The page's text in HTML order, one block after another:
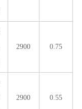
2900 0.75
2900 0.55